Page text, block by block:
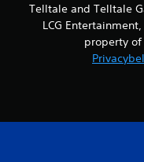
Telltale and Telltale
LCG
property